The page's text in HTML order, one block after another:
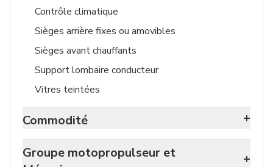
Contrôle climatique
Sièges arrière fixes ou amovibles
Sièges avant chauffants
Support lombaire conducteur
Vitres teintées
Commodité +
Groupe motopropulseur et
+